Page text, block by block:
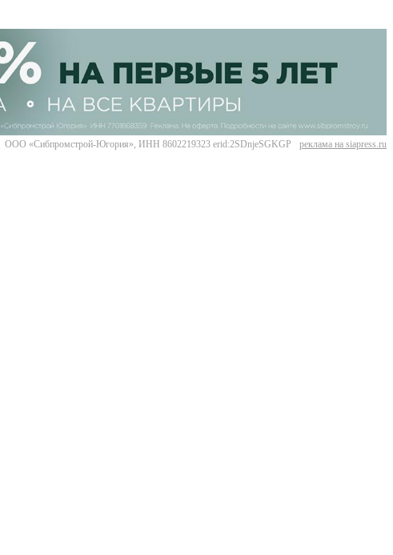
ООО «Сибпромстрой-Югория», ИНН 8602219323 erid:2SDnjeSGKGP реклама на siapress.ru